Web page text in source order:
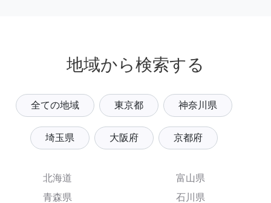
地域から検索する
全ての地域 東京都 神奈川県
埼玉県 大阪府 京都府
北海道
青森県
富山県
石川県